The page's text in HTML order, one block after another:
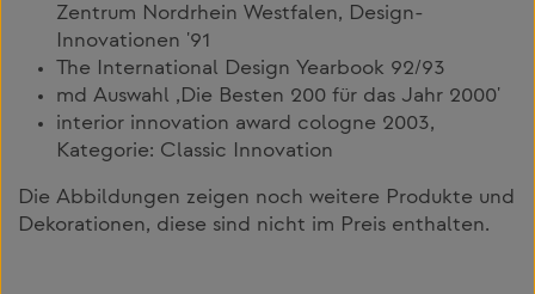
Zentrum Nordrhein Westfalen, Design-
Innovationen '91
The International Design Yearbook 92/93
md Auswahl ‚Die Besten 200 für das Jahr 2000'
interior innovation award cologne 2003,
Kategorie: Classic Innovation
Die Abbildungen zeigen noch weitere Produkte und
Dekorationen, diese sind nicht im Preis enthalten.